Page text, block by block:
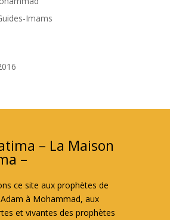
Imams
– La Maison
–
ce site aux prophètes de
à Mohammad, aux
et vivantes des prophètes